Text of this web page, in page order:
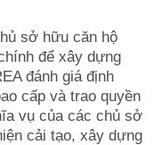
đổi mục đích tùy
bạch, công bằng
thuê đất, đảm bảo
sử dụng đất.
sở hữu căn hộ
để xây dựng
đánh giá định
cấp và trao quyền
vụ của các chủ sở
cải tạo, xây dựng